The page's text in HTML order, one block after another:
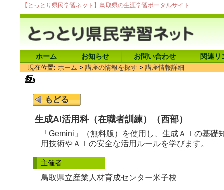
【とっとり県民学習ネット】鳥取県の生涯学習ポータルサイト
ホーム お知らせ お問い合わせ 関連リ
現在位置: ホーム > 講座の情報を探す > 講座情報詳細
生成AI活用科（在職者訓練）（西部）
「Gemini」（無料版）を使用し、生成ＡＩの基
用技術やＡＩの安全な活用ルールを学びます。
主催者
鳥取県立産業人材育成センター米子校